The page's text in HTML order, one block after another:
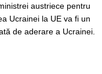
austriece pentru
Ucrainei la UE va fi un
de aderare a Ucrainei.